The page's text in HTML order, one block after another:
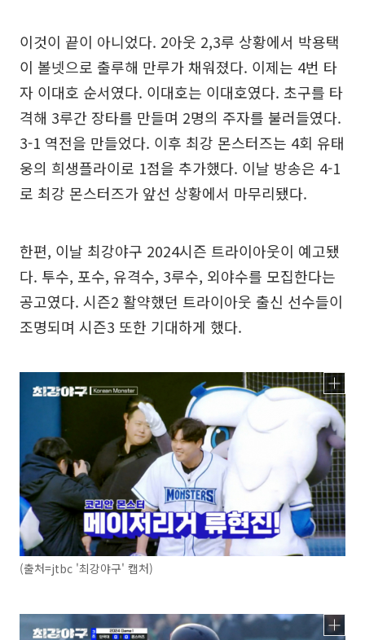
이것이 끝이 아니었다. 2아웃 2,3루 상황에서 박용택
이 볼넷으로 출루해 만루가 채워졌다. 이제는 4번 타
자 이대호 순서였다. 이대호는 이대호였다. 초구를 타
격해 3루간 장타를 만들며 2명의 주자를 불러들였다.
3-1 역전을 만들었다. 이후 최강 몬스터즈는 4회 유태
웅의 희생플라이로 1점을 추가했다. 이날 방송은 4-1
로 최강 몬스터즈가 앞선 상황에서 마무리됐다.
한편, 이날 최강야구 2024시즌 트라이아웃이 예고됐
다. 투수, 포수, 유격수, 3루수, 외야수를 모집한다는
공고였다. 시즌2 활약했던 트라이아웃 출신 선수들이
조명되며 시즌3 또한 기대하게 했다.
(출처=jtbc '최강야구' 캡처)